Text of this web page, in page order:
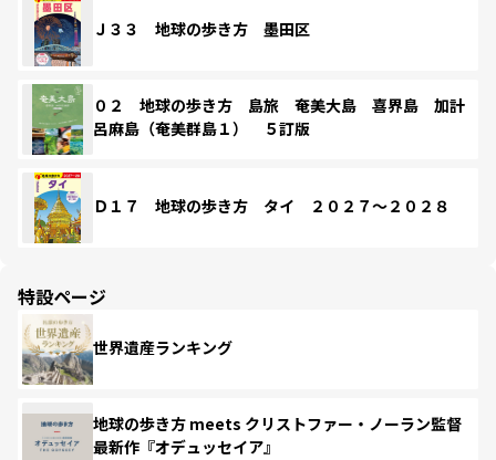
Ｊ３３ 地球の歩き方 墨田区
０２ 地球の歩き方 島旅 奄美大島 喜界島 加計
呂麻島（奄美群島１） ５訂版
Ｄ１７ 地球の歩き方 タイ ２０２７～２０２８
特設ページ
世界遺産ランキング
地球の歩き方 meets クリストファー・ノーラン監督
最新作『オデュッセイア』